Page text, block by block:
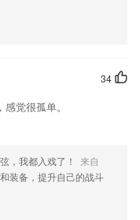
射更安全
样价值需求
段性学习效果评估
的人士为你解答
卷，疑难题目通通帮你搞
34
觉很孤单。
，我都入戏了！
来自
装备，提升自己的战斗